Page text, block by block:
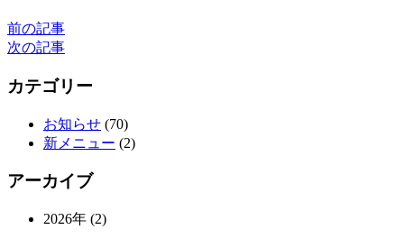
前の記事
次の記事
カテゴリー
お知らせ (70)
新メニュー (2)
アーカイブ
2026年 (2)